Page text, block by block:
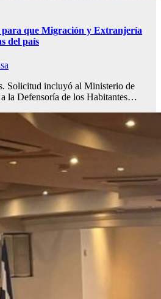
para que Migración y Extranjería
del país
Solicitud incluyó al Ministerio de
la Defensoría de los Habitantes…